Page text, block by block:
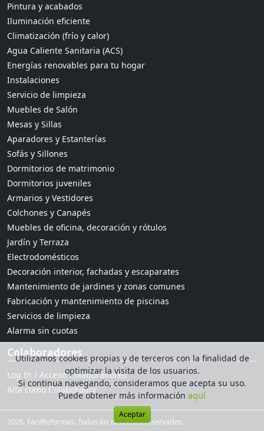
Utilizamos cookies propias y de terceros con la finalidad de
optimizar la visita de los usuarios.
Si continua navegando, consideramos que acepta su uso.
Puede obtener más información aquí
Aceptar
Pintura y acabados
Iluminación eficiente
Climatización (frío y calor)
Agua Caliente Sanitaria (ACS)
Energías renovables para tu hogar
Instalaciones
Servicio de limpieza
Muebles de Salón
Mesas y Sillas
Aparadores y Estanterías
Sofás y Sillones
Dormitorios de matrimonio
Dormitorios juveniles
Armarios y Vestidores
Colchones y Canapés
Muebles de oficina, decoración y rótulos
Jardín y Terraza
Electrodomésticos
Decoración interior, fachadas y escaparates
Mantenimiento de jardines y zonas comunes
Fabricación y mantenimiento de piscinas
Servicios de limpieza
Alarma sin cuotas
Colaboradores
Log In / Acceso Colaboradores
Alta como Colaborador
2026. FácilReformas. Todos los derechos reservados.